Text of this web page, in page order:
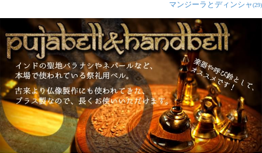
マンジーラとディンシャ(29)